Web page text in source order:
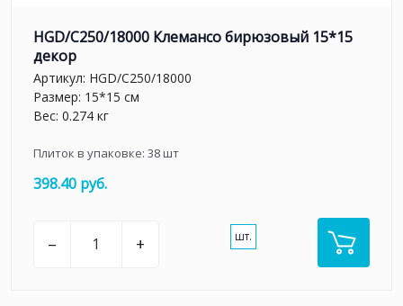
HGD/C250/18000 Клемансо бирюзовый 15*15
декор
Артикул: HGD/C250/18000
Размер: 15*15 см
Вес: 0.274 кг
Плиток в упаковке: 38шт
398.40 руб.
– + шт.